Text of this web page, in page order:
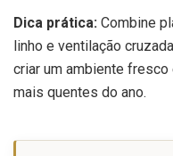
Dica prática: Combine
linho e ventilação
criar um ambiente
mais quentes do ano.